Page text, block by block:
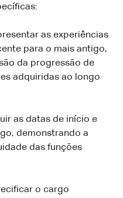
as experiências
para o mais antigo,
da progressão de
adquiridas ao longo
as datas de início e
demonstrando a
das funções
o cargo